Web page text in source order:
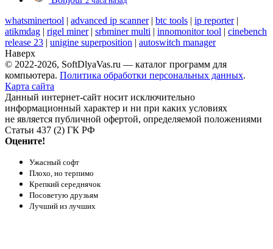
whatsminertool | advanced ip scanner| btc tools | ip reporter|
atikmdag | rigel miner| srbminer multi | innomonitor tool | cinebench
release 23 | unigine superposition | autoswitch manager
Наверх
© 2022-2026, SoftDlyaVas.ru — каталог программ для
компьютера. Политика обработки персональных данных.
Карта сайта
Данный интернет-сайт носит исключительно
информационный характер и ни при каких условиях
не является публичной офертой, определяемой положениями
Статьи 437 (2) ГК РФ
Оцените!
Ужасный софт
Плохо, но терпимо
Крепкий середнячок
Посоветую друзьям
Лучший из лучших